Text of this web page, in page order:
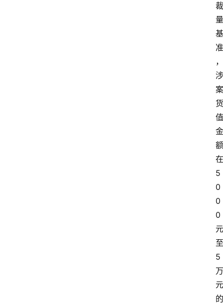
裁
量
基
准
，
涉
案
货
值
金
额
在
5
0
0
0
元
至
5
万
元
的